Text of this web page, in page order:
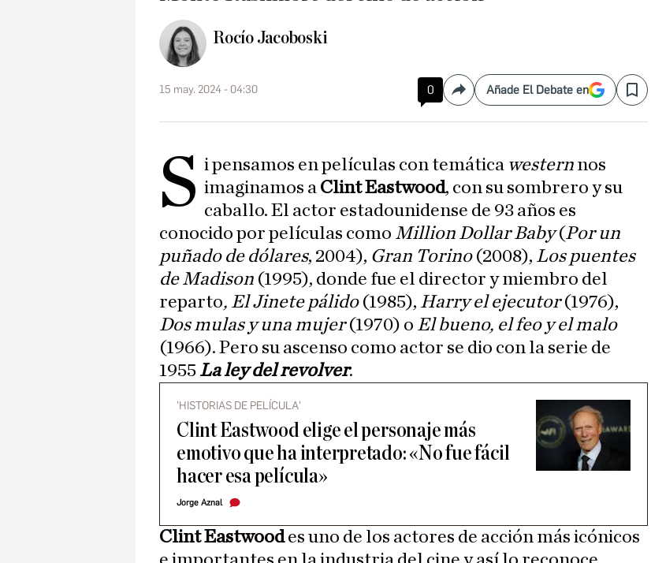
Rocío Jacoboski
15 may. 2024 - 04:30 0 CompartirAñade El Debate en Save
S i pensamos en películas con temática western nos
imaginamos a Clint Eastwood, con su sombrero y su
caballo. El actor estadounidense de 93 años es
conocido por películas como Million Dollar Baby(Por un
puñado de dólares, 2004), Gran Torino(2008), Los puentes
de Madison (1995), donde fue el director y miembro del
reparto, El Jinete pálido (1985), Harry el ejecutor(1976),
Dos mulas y una mujer(1970) o El bueno, el feo y el malo
(1966). Pero su ascenso como actor se dio con la serie de
1955 La ley del revolver.
'HISTORIAS DE PELÍCULA'
Clint Eastwood elige el personaje más
emotivo que ha interpretado: «No fue fácil
hacer esa película»
Jorge Aznal
Clint Eastwoodes uno de los actores de acción más icónicos